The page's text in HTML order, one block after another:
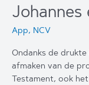
Johannes
App, NCV
Ondanks de
afmaken van de
Testament, ook